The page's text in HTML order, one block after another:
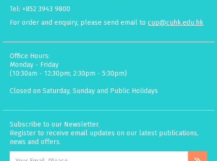
Tel: +852 3943 9800
For order and enquiry, please send email to cup@cuhk.edu.hk
Office Hours:
Monday - Friday
(10:30am - 12:30pm; 2:30pm - 5:30pm)
Closed on Saturday, Sunday and Public Holidays
Subscribe to our Newsletter.
Register to receive email updates on our latest publications,
news and offers.